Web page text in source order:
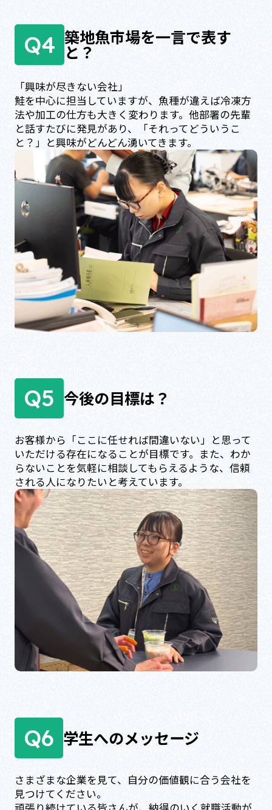
Q4 築地魚市場を一言で表す
と？
「興味が尽きない会社」
鮭を中心に担当していますが、魚種が違えば冷凍方
法や加工の仕方も大きく変わります。他部署の先輩
と話すたびに発見があり、「それってどういうこ
と？」と興味がどんどん湧いてきます。
Q5 今後の目標は？
お客様から「ここに任せれば間違いない」と思って
いただける存在になることが目標です。また、わか
らないことを気軽に相談してもらえるような、信頼
される人になりたいと考えています。
Q6 学生へのメッセージ
さまざまな企業を見て、自分の価値観に合う会社を
見つけてください。